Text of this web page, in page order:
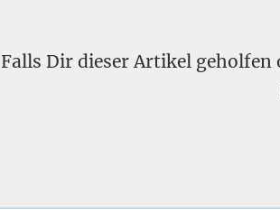
Falls Dir dieser Artikel geholfen